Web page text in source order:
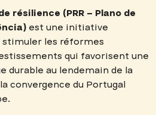
résilience (PRR – Plano de
est une initiative
les réformes
qui favorisent une
durable au lendemain de la
convergence du Portugal